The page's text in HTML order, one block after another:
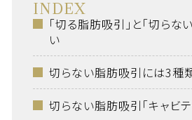
INDEX
「切る脂肪吸引」と「切らな
い
切らない脂肪吸引には3種
切らない脂肪吸引「キャビテ